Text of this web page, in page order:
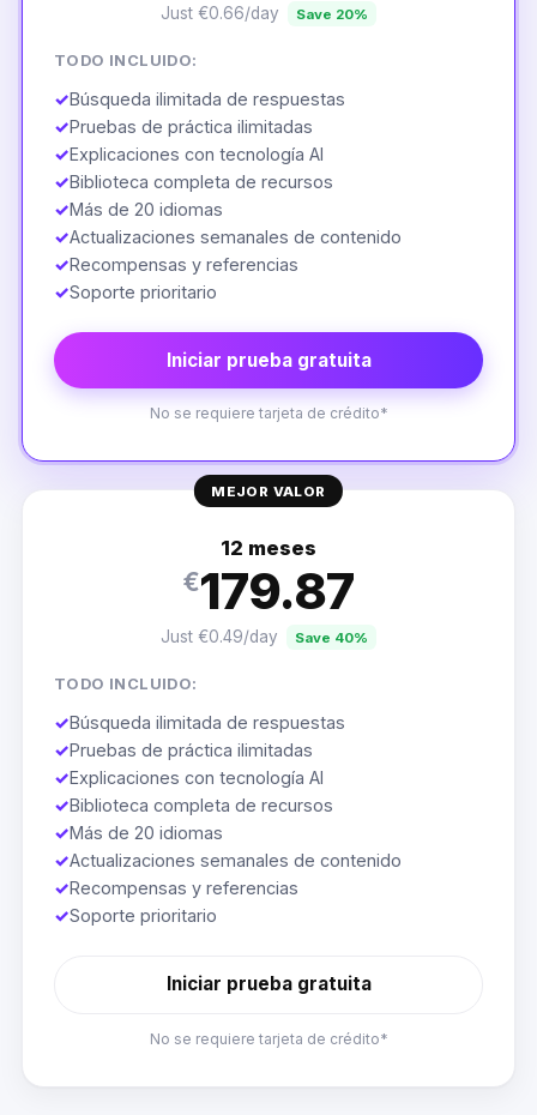
Just €0.66/day Save 20%
TODO INCLUIDO:
✓Búsqueda ilimitada de respuestas
✓Pruebas de práctica ilimitadas
✓Explicaciones con tecnología AI
✓Biblioteca completa de recursos
✓Más de 20 idiomas
✓Actualizaciones semanales de contenido
✓Recompensas y referencias
✓Soporte prioritario
Iniciar prueba gratuita
No se requiere tarjeta de crédito*
MEJOR VALOR
12 meses
€179.87
Just €0.49/day Save 40%
TODO INCLUIDO:
✓Búsqueda ilimitada de respuestas
✓Pruebas de práctica ilimitadas
✓Explicaciones con tecnología AI
✓Biblioteca completa de recursos
✓Más de 20 idiomas
✓Actualizaciones semanales de contenido
✓Recompensas y referencias
✓Soporte prioritario
Iniciar prueba gratuita
No se requiere tarjeta de crédito*